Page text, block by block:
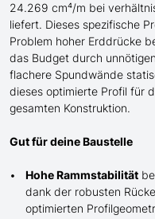
24.269 cm⁴/m bei
liefert. Dieses spezifische
Problem hoher Erddrücke
das Budget durch
flachere Spundwände
dieses optimierte Profil für
gesamten Konstruktion.
Gut für deine Baustelle
Hohe Rammstabilität
dank der robusten
optimierten